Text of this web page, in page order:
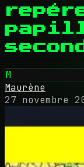
M
Maurène
27 novembre